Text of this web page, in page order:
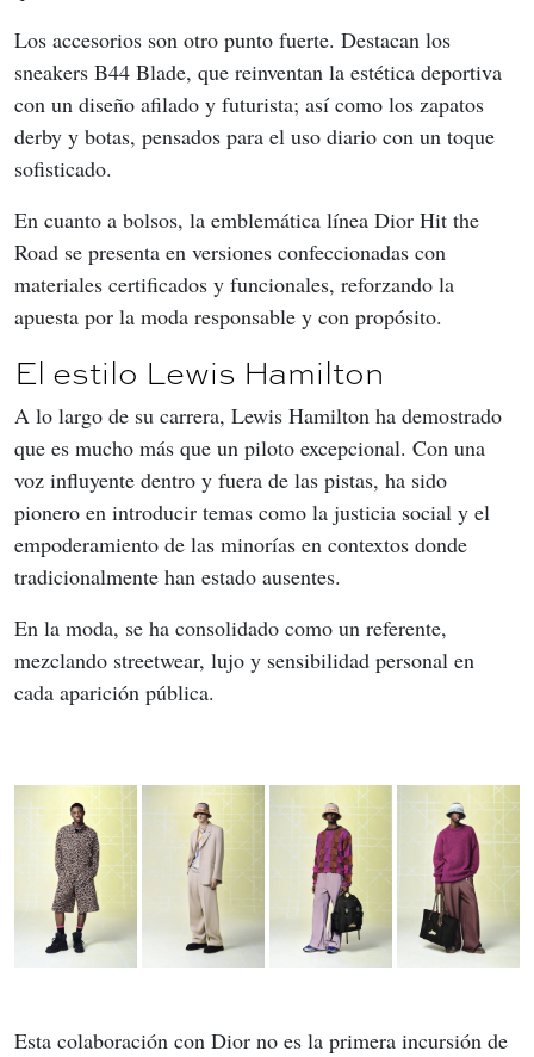
Los accesorios son otro punto fuerte. Destacan los
sneakers B44 Blade, que reinventan la estética deportiva
con un diseño afilado y futurista; así como los zapatos
derby y botas, pensados para el uso diario con un toque
sofisticado.
En cuanto a bolsos, la emblemática línea Dior Hit the
Road se presenta en versiones confeccionadas con
materiales certificados y funcionales, reforzando la
apuesta por la moda responsable y con propósito.
El estilo Lewis Hamilton
A lo largo de su carrera, Lewis Hamilton ha demostrado
que es mucho más que un piloto excepcional. Con una
voz influyente dentro y fuera de las pistas, ha sido
pionero en introducir temas como la justicia social y el
empoderamiento de las minorías en contextos donde
tradicionalmente han estado ausentes.
En la moda, se ha consolidado como un referente,
mezclando streetwear, lujo y sensibilidad personal en
cada aparición pública.
Esta colaboración con Dior no es la primera incursión de